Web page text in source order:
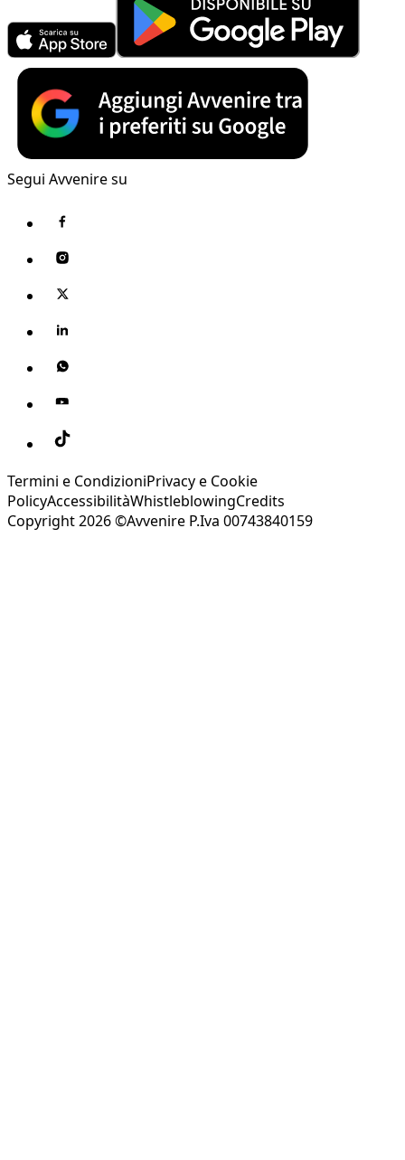
Segui Avvenire su
Termini e CondizioniPrivacy e Cookie
PolicyAccessibilitàWhistleblowingCredits
Copyright 2026 ©Avvenire P.Iva 00743840159